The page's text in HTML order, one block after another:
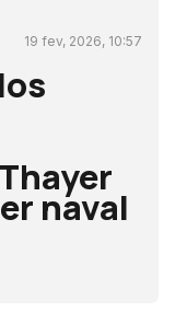
19 fev, 2026, 10:57
naval